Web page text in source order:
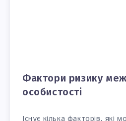
Фактори ризику
особистості
Існує кілька факторів, які